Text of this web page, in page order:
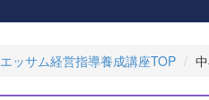
エッサム経営指導養成講座TOP